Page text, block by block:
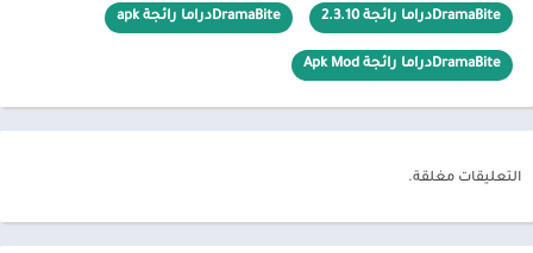
DramaBiteدراما رائجة 2.3.10 DramaBiteدراما رائجة apk
DramaBiteدراما رائجة Apk Mod
التعليقات مغلقة.